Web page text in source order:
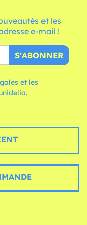
et les
e-mail !
S'ABONNER
et les